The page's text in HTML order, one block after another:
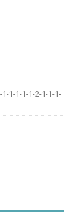
giesmė"
1-1-1-1-2-1-1-1-